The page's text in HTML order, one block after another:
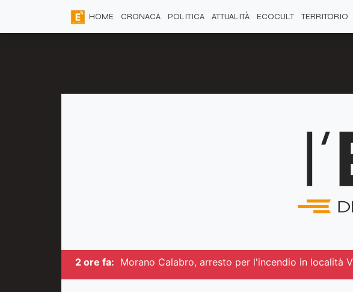
HOME CRONACA POLITICA ATTUALITÀ ECOCULT TERRITORIO
2 ore fa: Morano Calabro, arresto per l'incendio in località